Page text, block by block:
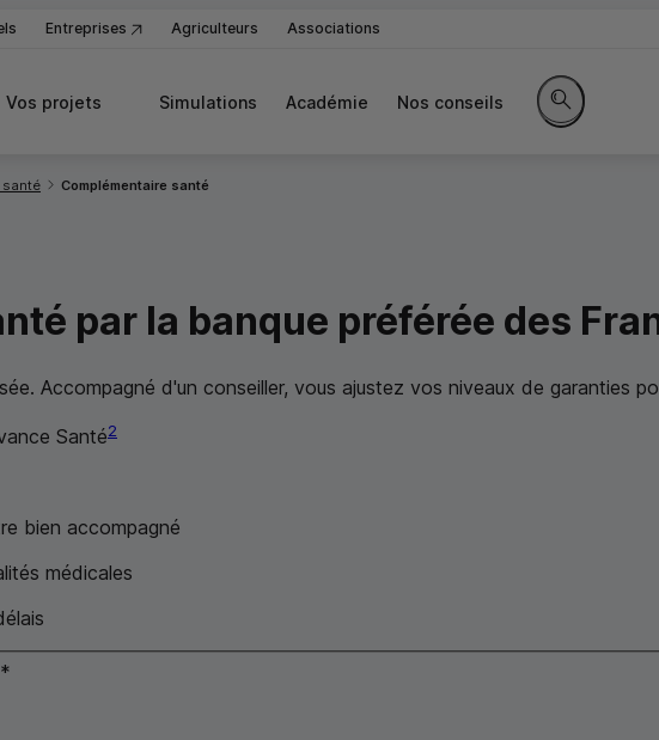
Entreprises Agriculteurs Associations
Vos projets Simulations Académie Nos conseils
Rechercher
santé Complémentaire santé
par la banque préférée des
Accompagné d'un conseiller, vous ajustez vos niveaux de garanties
Santé2
bien accompagné
médicales
*